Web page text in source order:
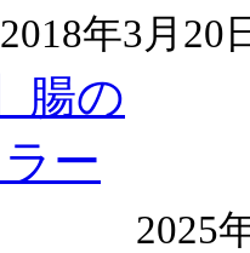
2018年3月20
2025